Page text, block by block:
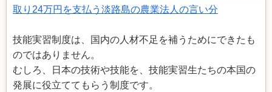
取り24万円を支払う淡路島の農業法人の言い分
技能実習制度は、国内の人材不足を補うためにできたも
のではありません。
むしろ、日本の技術や技能を、技能実習生たちの本国の
発展に役立ててもらう制度です。